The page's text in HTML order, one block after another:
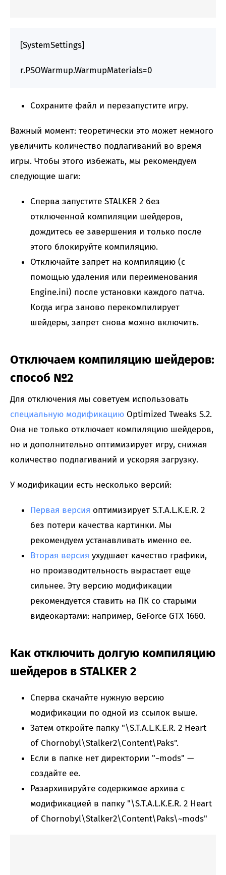
[SystemSettings]
r.PSOWarmup.WarmupMaterials=0
Сохраните файл и перезапустите игру.
Важный момент: теоретически это может немного
увеличить количество подлагиваний во время
игры. Чтобы этого избежать, мы рекомендуем
следующие шаги:
Сперва запустите STALKER 2 без
отключенной компиляции шейдеров,
дождитесь ее завершения и только после
этого блокируйте компиляцию.
Отключайте запрет на компиляцию (с
помощью удаления или переименования
Engine.ini) после установки каждого патча.
Когда игра заново перекомпилирует
шейдеры, запрет снова можно включить.
Отключаем компиляцию шейдеров:
способ №2
Для отключения мы советуем использовать
специальную модификацию Optimized Tweaks S.2.
Она не только отключает компиляцию шейдеров,
но и дополнительно оптимизирует игру, снижая
количество подлагиваний и ускоряя загрузку.
У модификации есть несколько версий:
Первая версия оптимизирует S.T.A.L.K.E.R. 2
без потери качества картинки. Мы
рекомендуем устанавливать именно ее.
Вторая версия ухудшает качество графики,
но производительность вырастает еще
сильнее. Эту версию модификации
рекомендуется ставить на ПК со старыми
видеокартами: например, GeForce GTX 1660.
Как отключить долгую компиляцию
шейдеров в STALKER 2
Сперва скачайте нужную версию
модификации по одной из ссылок выше.
Затем откройте папку "\S.T.A.L.K.E.R. 2 Heart
of Chornobyl\Stalker2\Content\Paks".
Если в папке нет директории "~mods" —
создайте ее.
Разархивируйте содержимое архива с
модификацией в папку "\S.T.A.L.K.E.R. 2 Heart
of Chornobyl\Stalker2\Content\Paks\~mods"